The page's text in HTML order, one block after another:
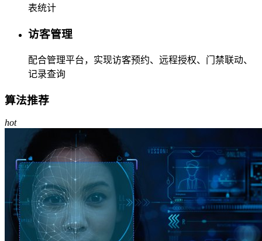
表统计
访客管理
配合管理平台，实现访客预约、远程授权、门禁联动、
记录查询
算法推荐
hot